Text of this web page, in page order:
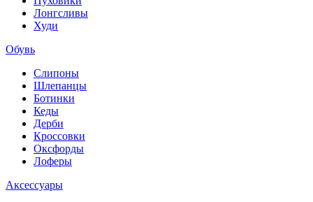
Лонгсливы
Худи
Обувь
Слипоны
Шлепанцы
Ботинки
Кеды
Дерби
Кроссовки
Оксфорды
Лоферы
Аксессуары